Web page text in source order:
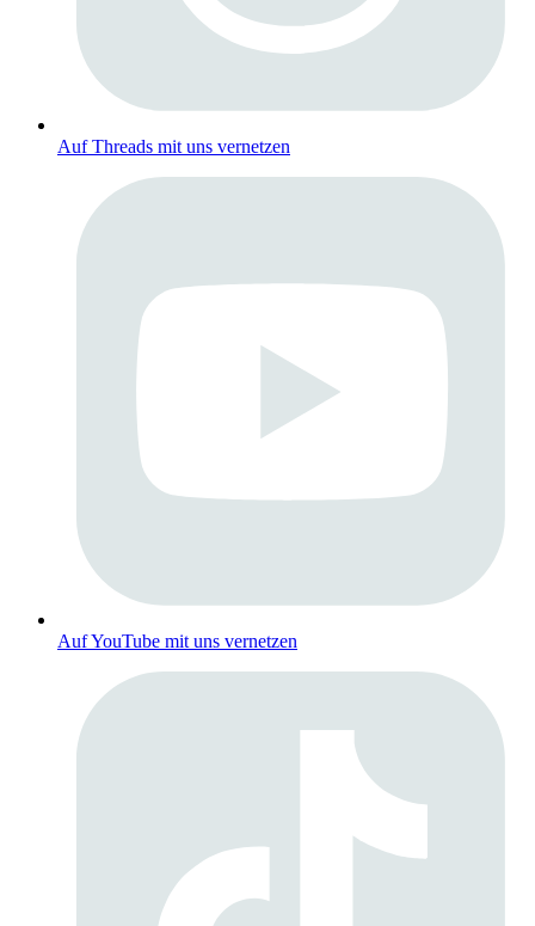
Auf Threads mit uns vernetzen
Auf YouTube mit uns vernetzen